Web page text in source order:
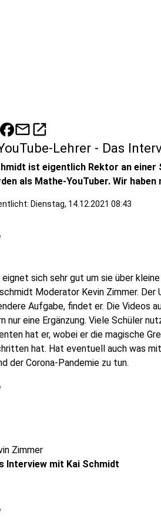
mailopen_in_new
Lehrer - Das
ist eigentlich Rektor an einer
als Mathe-YouTuber. Wir
Dienstag, 14.12.2021 08:43
sich sehr gut um sie über
Moderator Kevin Zimmer.
Aufgabe, findet er. Die Videos
nur eine Ergänzung. Viele Schüler
hat er, wobei er die magische
hat. Hat eventuell auch was
der Corona-Pandemie zu tun.
Zimmer
Interview mit Kai Schmidt